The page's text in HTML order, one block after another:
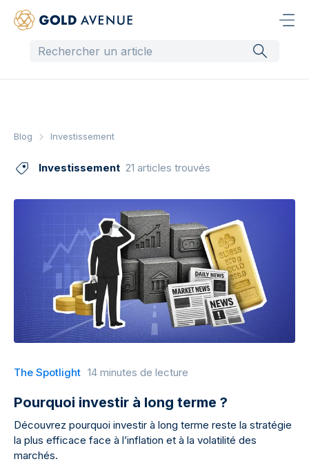
Blog Investissement
Investissement 21 articles trouvés
The Spotlight 14 minutes de lecture
Pourquoi investir à long terme ?
Découvrez pourquoi investir à long terme reste la stratégie
la plus efficace face à l’inflation et à la volatilité des
marchés.